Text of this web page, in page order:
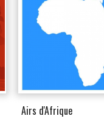
Airs d'Afrique